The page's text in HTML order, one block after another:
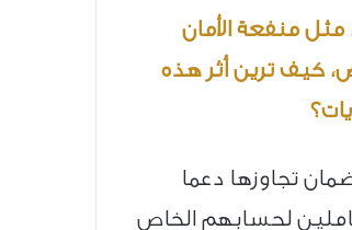
مثل منفعة الأمان
كيف ترين أثر هذه
تجاوزها دعما
لحسابهم الخاص